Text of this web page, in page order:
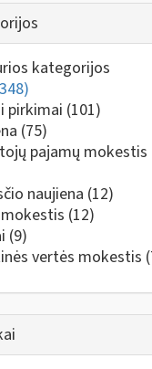
kategorijos
pirkimai (101)
(75)
pajamų mokestis
naujiena (12)
(12)
(9)
vertės mokestis